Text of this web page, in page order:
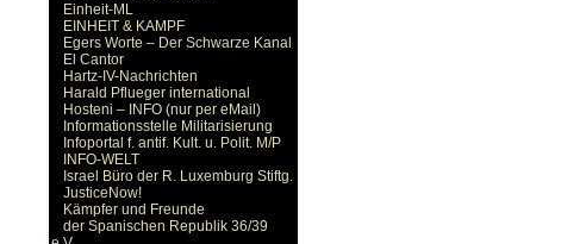
Einheit-ML
EINHEIT & KAMPF
Egers Worte – Der Schwarze Kanal
El Cantor
Hartz-IV-Nachrichten
Harald Pflueger international
Hosteni – INFO (nur per eMail)
Informationsstelle Militarisierung
Infoportal f. antif. Kult. u. Polit. M/P
INFO-WELT
Israel Büro der R. Luxemburg Stiftg.
JusticeNow!
Kämpfer und Freunde
der Spanischen Republik 36/39